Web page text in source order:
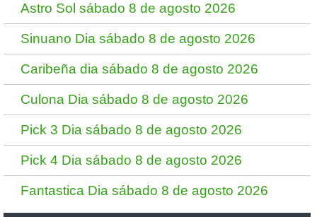
Astro Sol sábado 8 de agosto 2026
Sinuano Dia sábado 8 de agosto 2026
Caribeña dia sábado 8 de agosto 2026
Culona Dia sábado 8 de agosto 2026
Pick 3 Dia sábado 8 de agosto 2026
Pick 4 Dia sábado 8 de agosto 2026
Fantastica Dia sábado 8 de agosto 2026